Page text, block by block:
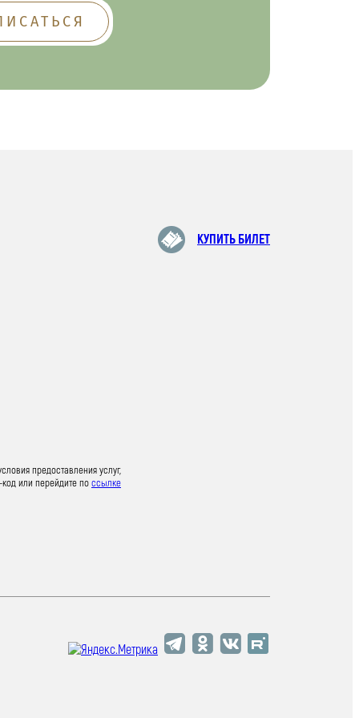
КУПИТЬ БИЛЕТ
предоставления услуг,
код или перейдите поссылке